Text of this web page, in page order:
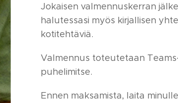
Jokaisen valmennuskerran
halutessasi myös kirjallisen
kotitehtäviä.
Valmennus toteutetaan
puhelimitse.
Ennen maksamista, laita